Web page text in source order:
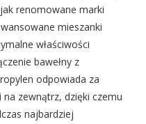
renomowane marki
mieszanki
właściwości
bawełny z
odpowiada za
zewnątrz, dzięki czemu
najbardziej